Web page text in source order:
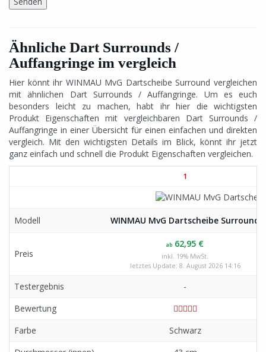
Ähnliche Dart Surrounds /
Auffangringe im vergleich
Hier könnt ihr WINMAU MvG Dartscheibe Surround vergleichen
mit ähnlichen Dart Surrounds / Auffangringe. Um es euch
besonders leicht zu machen, habt ihr hier die wichtigsten
Produkt Eigenschaften mit vergleichbaren Dart Surrounds /
Auffangringe in einer Übersicht für einen einfachen und direkten
vergleich. Mit den wichtigsten Details im Blick, könnt ihr jetzt
ganz einfach und schnell die Produkt Eigenschaften vergleichen.
1
Modell WINMAU MvG Dartscheibe Surround
Preis
ab 62,95 €
inkl. 19% MwSt.
letztes Update: 8. August 2026 14:16
Testergebnis
-
Bewertung
Farbe
Schwarz